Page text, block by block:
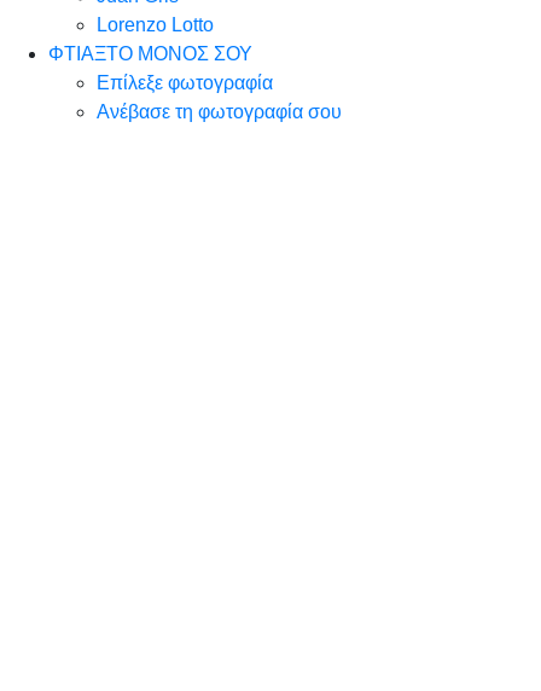
Lorenzo Lotto
ΦΤΙΑΞΤΟ ΜΟΝΟΣ ΣΟΥ
Επίλεξε φωτογραφία
Ανέβασε τη φωτογραφία σου